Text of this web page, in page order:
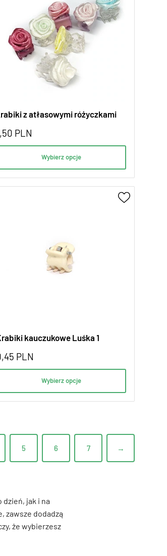
z atłasowymi różyczkami
PLN
Wybierz opcje
kauczukowe Luśka 1
PLN
Wybierz opcje
5 6 7 →
jak i na
zawsze dodadzą
że wybierzesz